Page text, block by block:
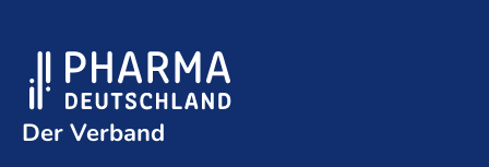
Der Verband